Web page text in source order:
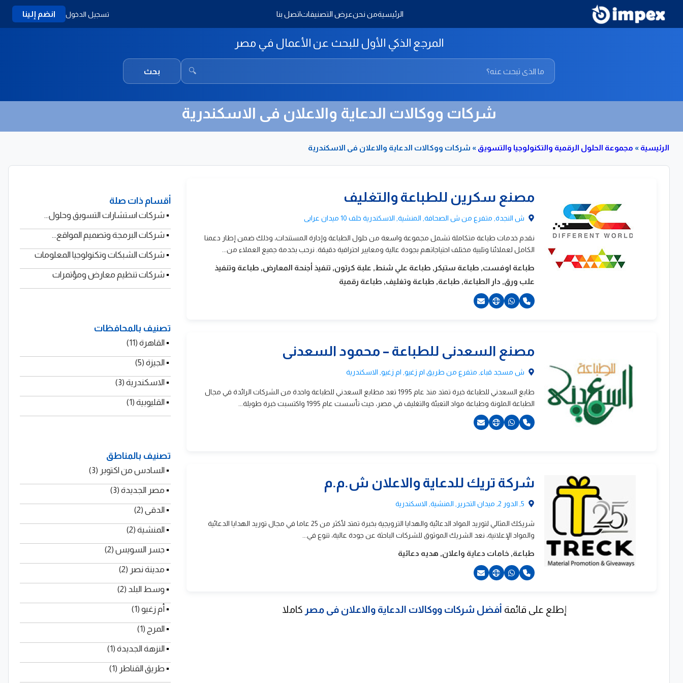
الرئيسيةمن نحنعرض التصنيفاتاتصل بنا تسجيل الدخول انضم إلينا
المرجع الذكي الأول للبحث عن الأعمال في مصر
🔍 بحث
شركات ووكالات الدعاية والاعلان فى الاسكندرية
الرئيسية » مجموعة الحلول الرقمية والتكنولوجيا والتسويق » شركات ووكالات الدعاية والاعلان فى الاسكندرية
ووكالات
الدعاية
والاعلان
مصنع سكرين للطباعة والتغليف
ش النجدة, متفرع من ش الصحافة, المنشية, الاسكندرية خلف 10 ميدان عرابى
نقدم خدمات طباعة متكاملة تشمل مجموعة واسعة من حلول الطباعة وإدارة المستندات، وذلك ضمن إطار دعمنا
الكامل لعملائنا وتلبية مختلف احتياجاتهم بجودة عالية ومعايير احترافية دقيقة. نرحب بخدمة جميع العملاء من...
طباعة اوفست, طباعة ستيكر, طباعة علي شنط, علبة كرتون, تنفيذ أجنحة المعارض, طباعة وتنفيذ
علب ورق, دار الطباعة, طباعة, طباعة وتغليف, طباعة رقمية
مصنع السعدنى للطباعة – محمود السعدنى
ش مسجد قباء, متفرع من طريق ام زغيو, ام زغيو, الاسكندرية
طابع السعدني للطباعة خبرة تمتد منذ عام 1995 تعد مطابع السعدني للطباعة واحدة من الشركات الرائدة في مجال
الطباعة الملونة وطباعة مواد التعبئة والتغليف في مصر، حيث تأسست عام 1995 واكتسبت خبرة طويلة...
شركة تريك للدعاية والاعلان ش.م.م
شريكك المثالي لتوريد المواد الدعائية والهدايا الترويجية بخبرة تمتد لأكثر من 25 عاما في مجال توريد الهدايا الدعائية
والمواد الإعلانية، نعد الشريك الموثوق للشركات الباحثة عن جودة عالية، تنوع في...
طباعة, خامات دعاية واعلان, هديه دعائية
إطلع على قائمة أفضل شركات ووكالات الدعاية والاعلان فى مصر كاملا
أقسام ذات صلة
▪شركات استشارات التسويق وحلول...
▪شركات البرمجة وتصميم المواقع...
▪شركات الشبكات وتكنولوجيا المعلومات
▪شركات تنظيم معارض ومؤتمرات
تصنيف بالمحافظات
▪القاهرة (11)
▪الجيزة (5)
▪الاسكندرية (3)
▪القليوبية (1)
تصنيف بالمناطق
▪السادس من اكتوبر (3)
▪ مصر الجديدة (3)
▪الدقى (2)
▪المنشية (2)
▪جسر السويس (2)
▪ مدينة نصر (2)
▪وسط البلد (2)
▪أم زغيو (1)
▪المرج (1)
▪النزهة الجديدة (1)
▪طريق القناطر (1)